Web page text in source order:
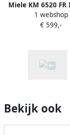
Miele KM 6520
keramische1 webshop
€ 599,-
Bekijk ook